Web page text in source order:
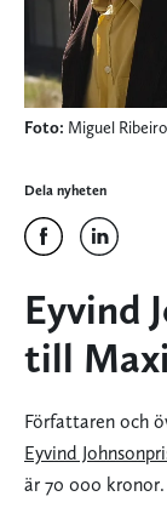
Foto: Miguel
Dela nyheten
Eyvind
till
Författaren och
Eyvind
är 70 000 kronor.